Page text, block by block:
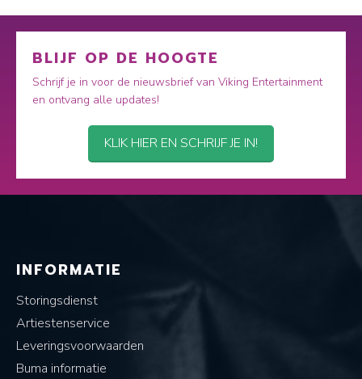
BLIJF OP DE HOOGTE
Schrijf je in voor de nieuwsbrief van Viking Entertainment
en ontvang alle updates!
KLIK HIER EN SCHRIJF JE IN!
INFORMATIE
Storingsdienst
Artiestenservice
Leveringsvoorwaarden
Buma informatie